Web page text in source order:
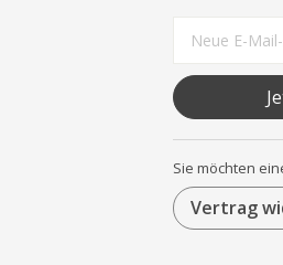
Sie möchten
Vertrag